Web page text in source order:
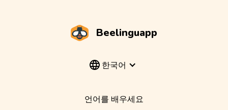
Beelinguapp
한국어
언어를 배우세요